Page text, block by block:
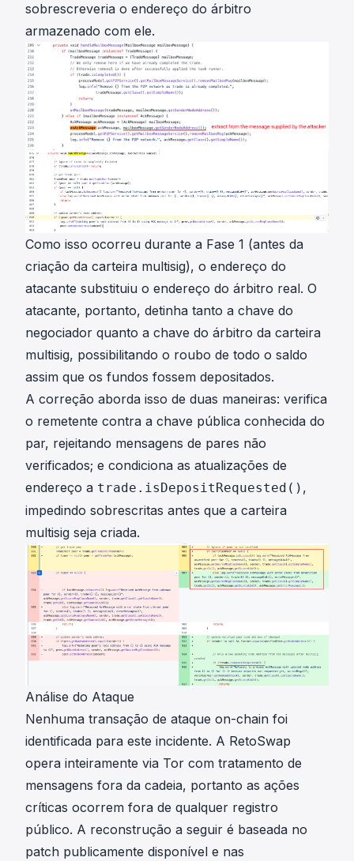
sobrescreveria o endereço do árbitro
armazenado com ele.
Como isso ocorreu durante a Fase 1 (antes da
criação da carteira multisig), o endereço do
atacante substituiu o endereço do árbitro real. O
atacante, portanto, detinha tanto a chave do
negociador quanto a chave do árbitro da carteira
multisig, possibilitando o roubo de todo o saldo
assim que os fundos fossem depositados.
A correção aborda isso de duas maneiras: verifica
o remetente contra a chave pública conhecida do
par, rejeitando mensagens de pares não
verificados; e condiciona as atualizações de
endereço a trade.isDepositRequested() ,
impedindo sobrescritas antes que a carteira
multisig seja criada.
Análise do Ataque
Nenhuma transação de ataque on-chain foi
identificada para este incidente. A RetoSwap
opera inteiramente via Tor com tratamento de
mensagens fora da cadeia, portanto as ações
críticas ocorrem fora de qualquer registro
público. A reconstrução a seguir é baseada no
patch publicamente disponível e nas